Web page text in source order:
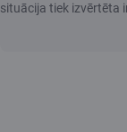
situācija tiek izvērtēta